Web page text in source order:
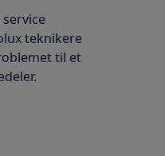
teknikere
til et